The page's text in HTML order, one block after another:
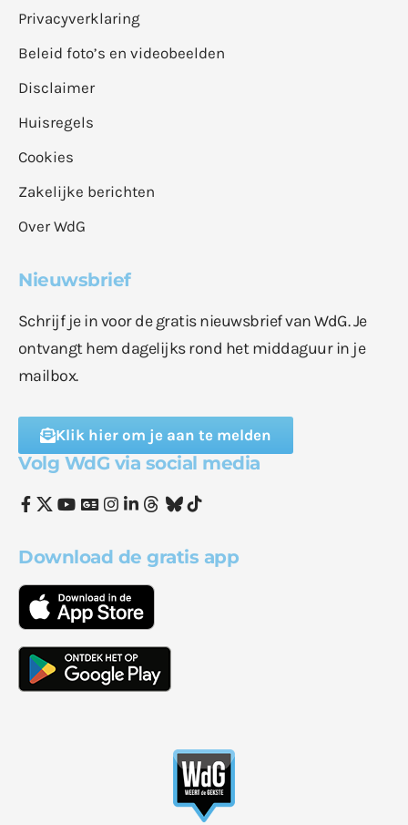
Privacyverklaring
Beleid foto’s en videobeelden
Disclaimer
Huisregels
Cookies
Zakelijke berichten
Over WdG
Nieuwsbrief
Schrijf je in voor de gratis nieuwsbrief van WdG. Je
ontvangt hem dagelijks rond het middaguur in je
mailbox.
Klik hier om je aan te melden
Volg WdG via social media
Download de gratis app